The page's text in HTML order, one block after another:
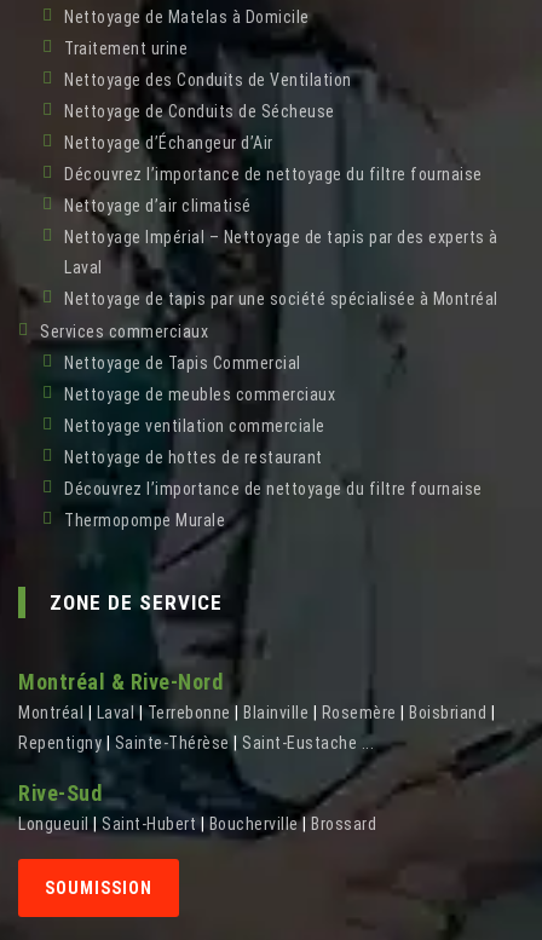
Nettoyage de Matelas à Domicile
Traitement urine
Nettoyage des Conduits de Ventilation
Nettoyage de Conduits de Sécheuse
Nettoyage d’Échangeur d’Air
Découvrez l’importance de nettoyage du filtre fournaise
Nettoyage d’air climatisé
Nettoyage Impérial – Nettoyage de tapis par des experts à
Laval
Nettoyage de tapis par une société spécialisée à Montréal
Services commerciaux
Nettoyage de Tapis Commercial
Nettoyage de meubles commerciaux
Nettoyage ventilation commerciale
Nettoyage de hottes de restaurant
Découvrez l’importance de nettoyage du filtre fournaise
Thermopompe Murale
ZONE DE SERVICE
Montréal & Rive-Nord
Montréal Laval|Terrebonne Blainville Rosemère Boisbriand
Repentigny| Sainte-Thérèse Saint-Eustache ...
Rive-Sud
Longueuil Saint-Hubert Boucherville| Brossard
SOUMISSION